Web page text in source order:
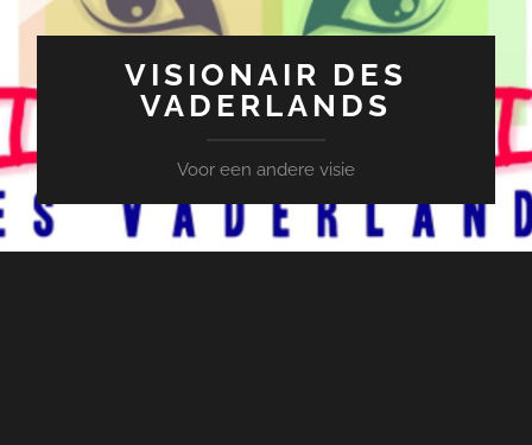
VISIONAIR DES
VADERLANDS
Voor een andere visie